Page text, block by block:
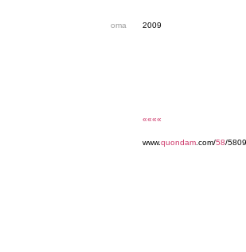
oma 2009
««««
www.quondam .com/58/